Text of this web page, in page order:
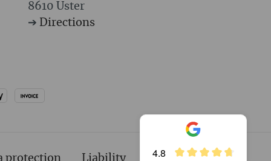
4.8
8610 Uster
➔ Directions